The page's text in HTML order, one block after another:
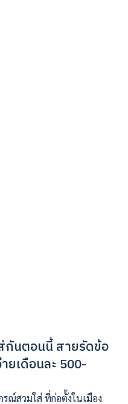
กันตอนนี้ สายรัดข้อ
ยเดือนละ 500-
ณ์สวมใส่ ที่ก่อตั้งในเมือง